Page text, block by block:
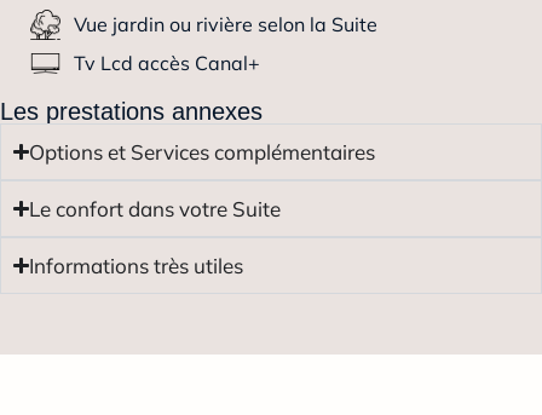
Vue jardin ou rivière selon la Suite
Tv Lcd accès Canal+
Les prestations annexes
Options et Services complémentaires
Le confort dans votre Suite
Informations très utiles